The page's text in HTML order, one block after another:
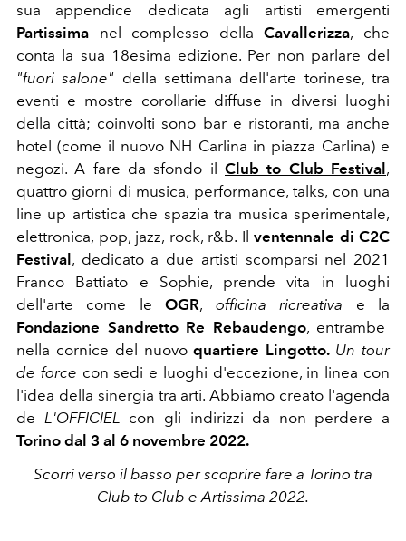
sua appendice dedicata agli artisti emergenti
Partissima nel complesso dellaCavallerizza, che
conta la sua 18esima edizione. Per non parlare del
"fuori salone" della settimana dell'arte torinese, tra
eventi e mostre corollarie diffuse in diversi luoghi
della città; coinvolti sono bar e ristoranti, ma anche
hotel (come il nuovo NH Carlina in piazza Carlina) e
negozi. A fare da sfondo il Club to Club Festival ,
quattro giorni di musica, performance, talks, con una
line up artistica che spazia tra musica sperimentale,
elettronica, pop, jazz, rock, r&b. Il ventennale di C2C
Festival , dedicato a due artisti scomparsi nel 2021
Franco Battiato e Sophie, prende vita in luoghi
dell'arte come leOGR, officina ricreativa e la
Fondazione Sandretto Re Rebaudengo, entrambe
nella cornice del nuovoquartiere Lingotto. Un tour
de force con sedi e luoghi d'eccezione, in linea con
l'idea della sinergia tra arti. Abbiamo creato l'agenda
de L'OFFICIEL con gli indirizzi da non perdere a
Torino dal 3 al 6 novembre 2022.
Scorri verso il basso per scoprire fare a Torino tra
Club to Club e Artissima 2022.